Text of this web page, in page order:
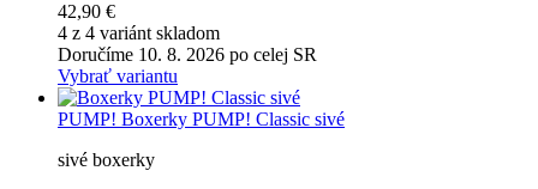
42,90 €
4 z 4 variánt skladom
Doručíme 10. 8. 2026 po celej SR
Vybrať variantu
PUMP! Boxerky PUMP! Classic sivé
sivé boxerky